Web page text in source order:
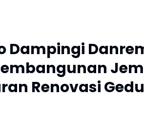
Dampingi
Renovasi